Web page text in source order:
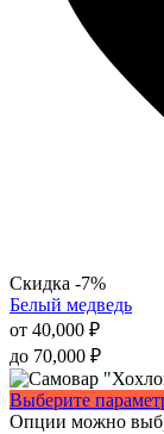
Скидка -7%
Белый медведь
от 40,000 ₽
до 70,000 ₽
Выберите
Опции можно